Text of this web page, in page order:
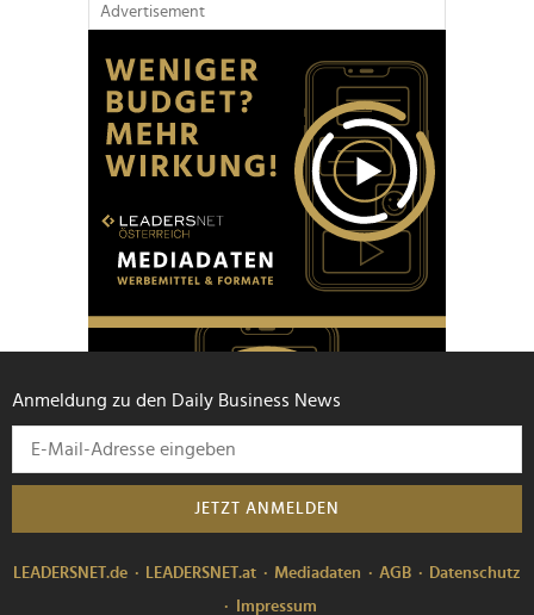
Advertisement
Anmeldung zu den Daily Business News
JETZT ANMELDEN
LEADERSNET.de LEADERSNET.at Mediadaten AGB
Datenschutz
Impressum